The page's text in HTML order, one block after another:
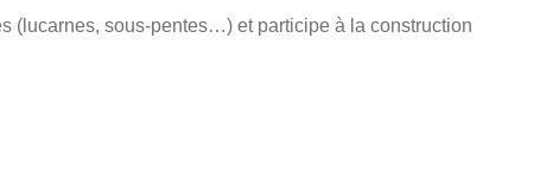
(lucarnes, sous-pentes…) et participe à la construction